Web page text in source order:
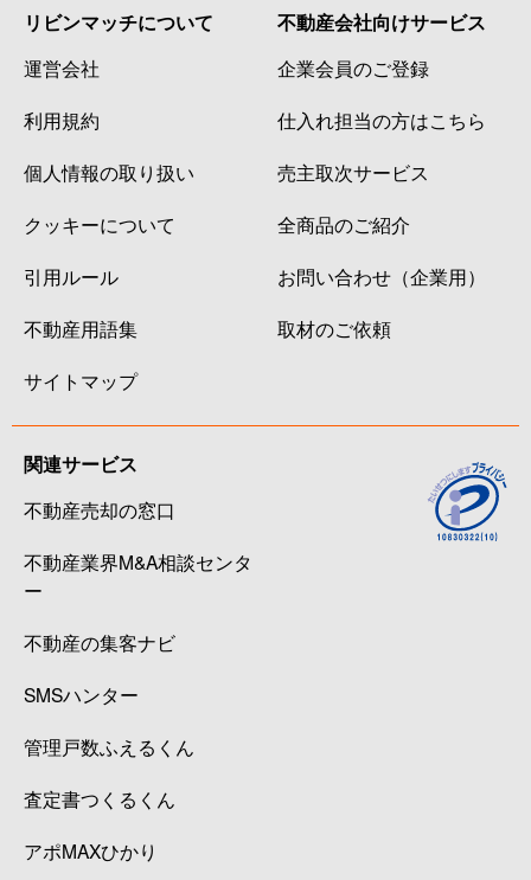
リビンマッチについて
運営会社
利用規約
個人情報の取り扱い
クッキーについて
引用ルール
不動産用語集
サイトマップ
不動産会社向けサービス
企業会員のご登録
仕入れ担当の方はこちら
売主取次サービス
全商品のご紹介
お問い合わせ（企業用）
取材のご依頼
関連サービス
不動産売却の窓口
不動産業界M&A相談センタ
ー
不動産の集客ナビ
SMSハンター
管理戸数ふえるくん
査定書つくるくん
アポMAXひかり